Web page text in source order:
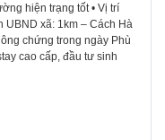
hiện trạng tốt • Vị trí
UBND xã: 1km – Cách Hà
chứng trong ngày Phù
cao cấp, đầu tư sinh